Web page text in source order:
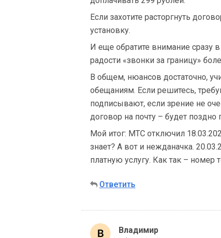
Если захотите расторгнуть
установку.
И еще обратите внимание сразу
радости «звонки за границу»
В общем, нюансов достаточно,
обещаниям. Если решитесь,
подписывают, если зрение не
договор на почту – будет
Мой итог: МТС отключил
знает? А вот и нежданачка.
платную услугу. Как так – номер
Ответить
Владимир